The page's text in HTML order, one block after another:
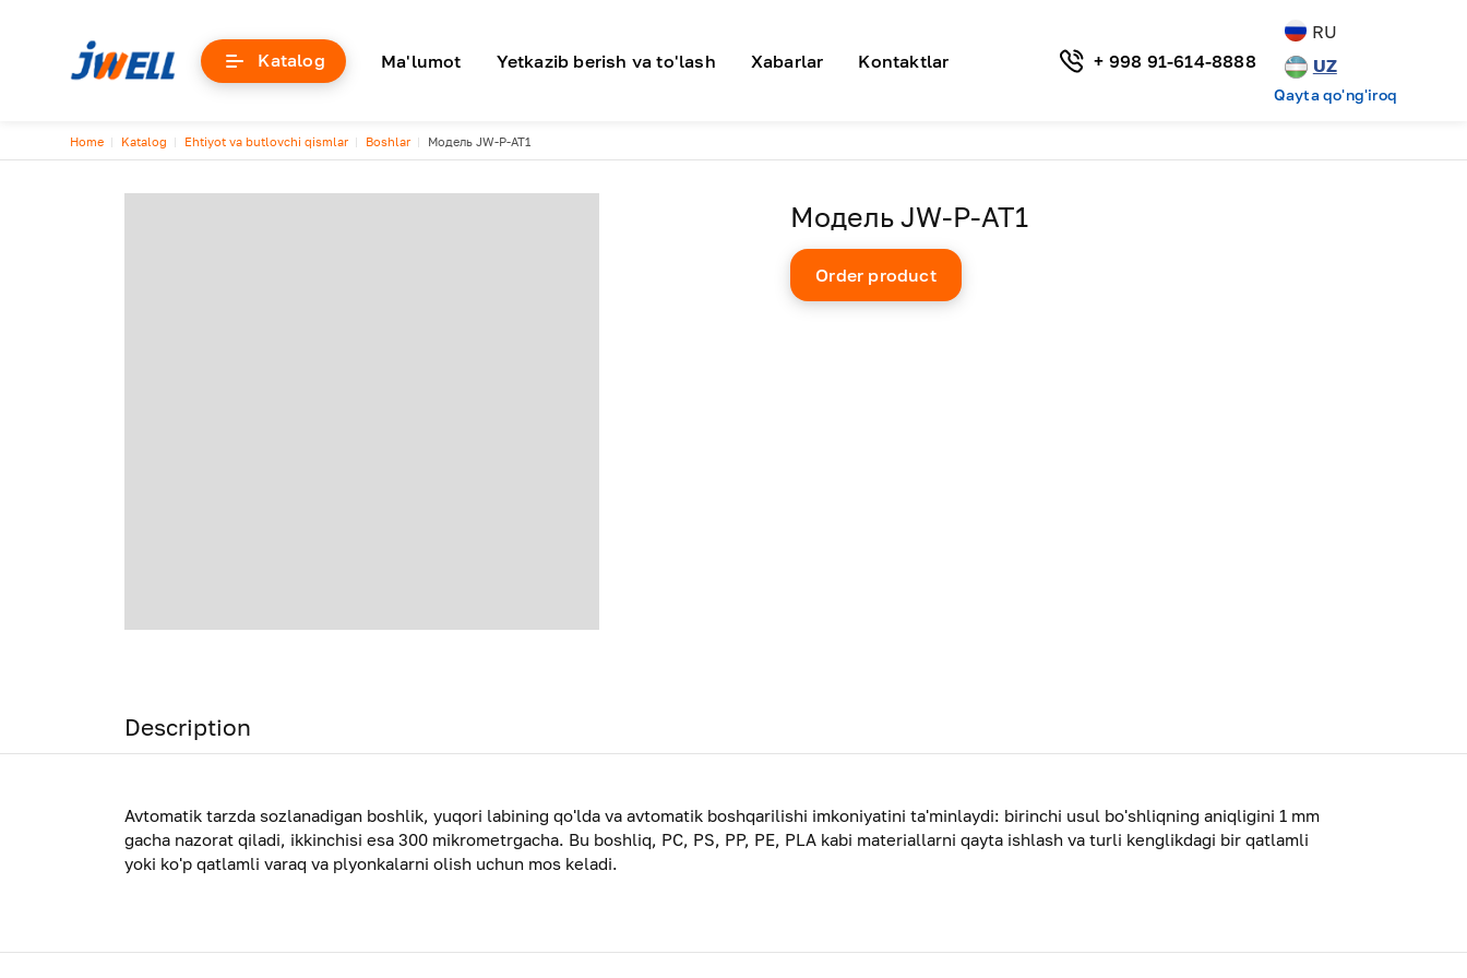
Katalog Основная навигация
Ma'lumot Yetkazib berish va to'lash Xabarlar Kontaktlar + 998 91-614-8888
RU
UZ
Qayta qo'ng'iroq
Breadcrumb
Home Katalog Ehtiyot va butlovchi qismlar Boshlar Модель JW-P-AT1
Модель JW-P-AT1
Order product
Description
Avtomatik tarzda sozlanadigan boshlik, yuqori labining qo'lda va avtomatik boshqarilishi imkoniyatini ta'minlaydi: birinchi usul bo'shliqning aniqligini 1 mm
gacha nazorat qiladi, ikkinchisi esa 300 mikrometrgacha. Bu boshliq, PC, PS, PP, PE, PLA kabi materiallarni qayta ishlash va turli kenglikdagi bir qatlamli
yoki ko'p qatlamli varaq va plyonkalarni olish uchun mos keladi.